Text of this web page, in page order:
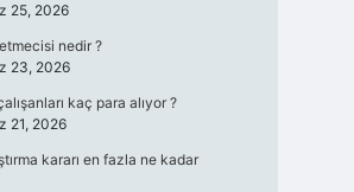
25, 2026
nedir ?
23, 2026
kaç para alıyor ?
21, 2026
kararı en fazla ne kadar